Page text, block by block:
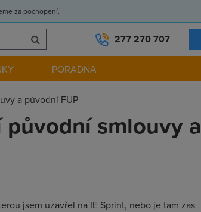
za pochopení.
277 270 707
PORADNA
a původní FUP
smlouvy a
jsem uzavřel na IE Sprint, nebo je tam zas